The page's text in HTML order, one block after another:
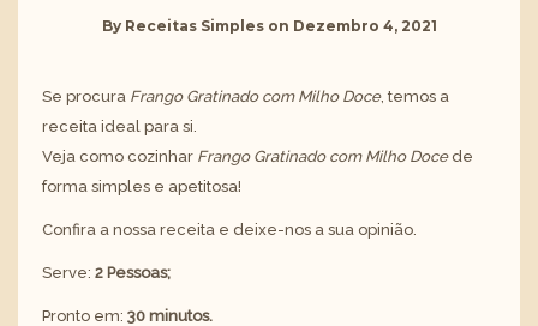
By Receitas Simples on Dezembro 4, 2021
Se procura Frango Gratinado com Milho Doce, temos a
receita ideal para si.
Veja como cozinhar Frango Gratinado com Milho Docede
forma simples e apetitosa!
Confira a nossa receita e deixe-nos a sua opinião.
Serve: 2 Pessoas;
Pronto em: 30 minutos.